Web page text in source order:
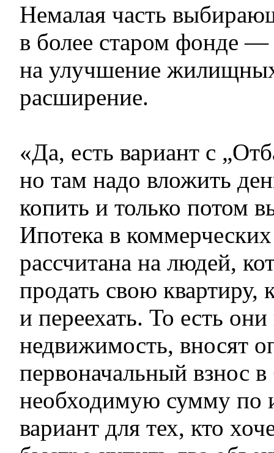
Немалая часть
в более старом фонде —
на улучшение
расширение.
«Да, есть вариант с
но там надо вложить
копить и только потом
Ипотека в
рассчитана на людей,
продать свою квартиру,
и переехать. То есть
недвижимость, вносят
первоначальный взнос
необходимую сумму по
вариант для тех, кто